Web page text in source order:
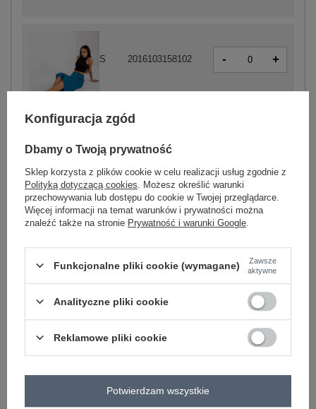
S 2016103158102 - +
fuksjowy
S 2016103158133 - +
Zobacz wszystkie kolory (+1)
ZALOGUJ SIĘ I ZOBACZ CENĘ
Masz pytanie? Chętnie pomożemy.
Konfiguracja zgód
Dbamy o Twoją prywatność
Sklep korzysta z plików cookie w celu realizacji usług zgodnie z
Polityką dotyczącą cookies . Możesz określić warunki
przechowywania lub dostępu do cookie w Twojej przeglądarce.
Więcej informacji na temat warunków i prywatności można
znaleźć także na stronie Prywatność i warunki Google
Funkcjonalne pliki cookie (wymagane)
Zawsze
aktywne
Analityczne pliki cookie
Reklamowe pliki cookie
Potwierdzam wszystkie